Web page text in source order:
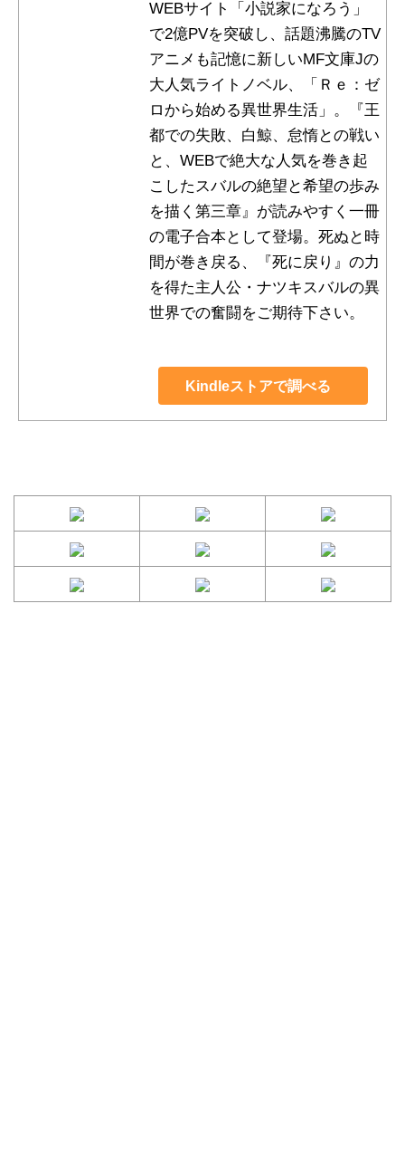
WEBサイト「小説家になろう」
で2億PVを突破し、話題沸騰のTV
アニメも記憶に新しいMF文庫Jの
大人気ライトノベル、「Ｒｅ：ゼ
ロから始める異世界生活」。『王
都での失敗、白鯨、怠惰との戦い
と、WEBで絶大な人気を巻き起
こしたスバルの絶望と希望の歩み
を描く第三章』が読みやすく一冊
の電子合本として登場。死ぬと時
間が巻き戻る、『死に戻り』の力
を得た主人公・ナツキスバルの異
世界での奮闘をご期待下さい。
Kindleストアで調べる